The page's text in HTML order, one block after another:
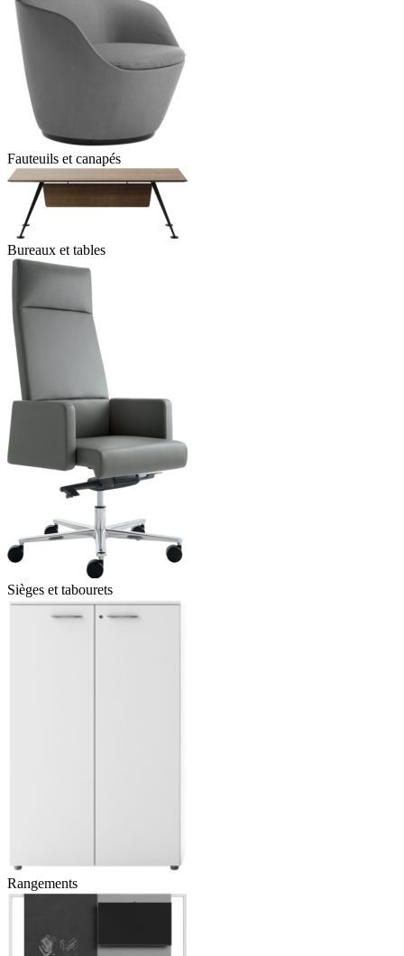
Fauteuils et canapés
Bureaux et tables
Sièges et tabourets
Rangements